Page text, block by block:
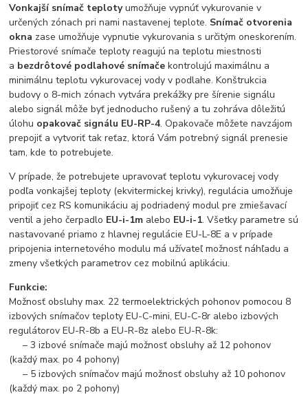
Vonkajší snímač teplotyumožňuje vypnúť vykurovanie v
určených zónach pri nami nastavenej teplote. Snímač otvorenia
okna zase umožňuje vypnutie vykurovania s určitým oneskorením.
Priestorové snímače teploty reagujú na teplotu miestnosti
a bezdrôtové podlahové snímače kontrolujú maximálnu a
minimálnu teplotu vykurovacej vody v podlahe. Konštrukcia
budovy o 8-mich zónach vytvára prekážky pre šírenie signálu
alebo signál môže byť jednoducho rušený a tu zohráva dôležitú
úlohu opakovač signálu EU-RP-4. Opakovače môžete navzájom
prepojiť a vytvoriť tak reťaz, ktorá Vám potrebný signál prenesie
tam, kde to potrebujete.
V prípade, že potrebujete upravovať teplotu vykurovacej vody
podľa vonkajšej teploty (ekvitermickej krivky), regulácia umožňuje
pripojiť cez RS komunikáciu aj podriadený modul pre zmiešavací
ventil a jeho čerpadlo EU-i-1m alebo EU-i-1. Všetky parametre sú
nastavované priamo z hlavnej regulácie EU-L-8E a v prípade
pripojenia internetového modulu má užívateľ možnosť náhľadu a
zmeny všetkých parametrov cez mobilnú aplikáciu.
Funkcie:
Možnosť obsluhy max. 22 termoelektrických pohonov pomocou 8
izbových snímačov teploty EU-C-mini, EU-C-8r alebo izbových
regulátorov EU-R-8b a EU-R-8z alebo EU-R-8k:
– 3 izbové snímače majú možnosť obsluhy až 12 pohonov
(každý max. po 4 pohony)
– 5 izbových snímačov majú možnosť obsluhy až 10 pohonov
(každý max. po 2 pohony)